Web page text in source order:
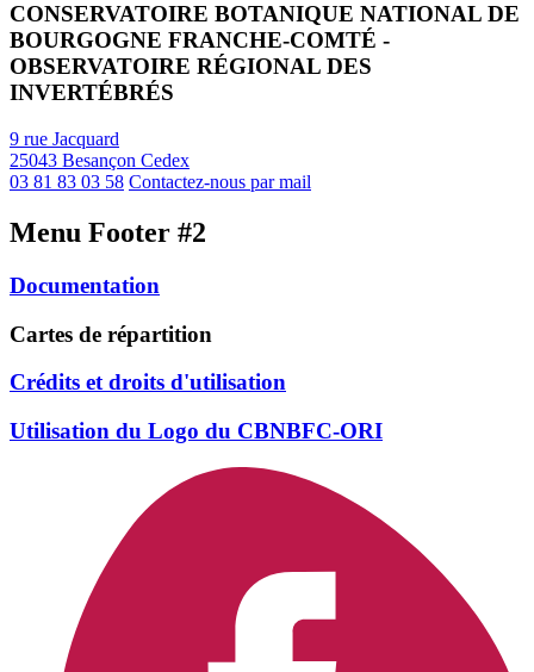
CONSERVATOIRE BOTANIQUE NATIONAL DE
BOURGOGNE FRANCHE-COMTÉ -
OBSERVATOIRE RÉGIONAL DES
INVERTÉBRÉS
9 rue Jacquard
25043 Besançon Cedex
03 81 83 03 58 Contactez-nous par mail
Menu Footer #2
Documentation
Cartes de répartition
Crédits et droits d'utilisation
Utilisation du Logo du CBNBFC-ORI